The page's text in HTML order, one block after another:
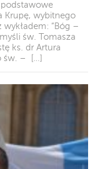
podstawowe
Krupę, wybitnego
“Bóg –
św. Tomasza
ks. dr Artura
św. – […]